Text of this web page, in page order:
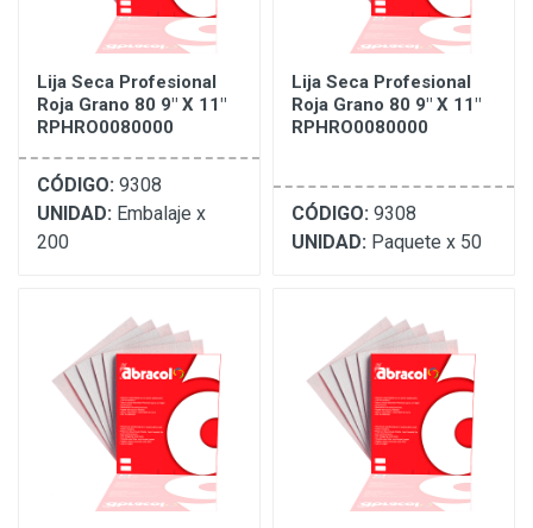
Lija Seca Profesional
Roja Grano 80 9" X 11"
RPHRO0080000
CÓDIGO: 9308
UNIDAD: Embalaje x
200
Lija Seca Profesional
Roja Grano 80 9" X 11"
RPHRO0080000
CÓDIGO: 9308
UNIDAD: Paquete x 50